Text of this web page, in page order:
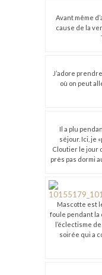
Avant même
cause de la
J’adore
où on peut
Il a plu
séjour. Ici, je
Cloutier le jour
près pas dormi
Mascotte est
foule pendant la
l’éclectisme
soirée qui a